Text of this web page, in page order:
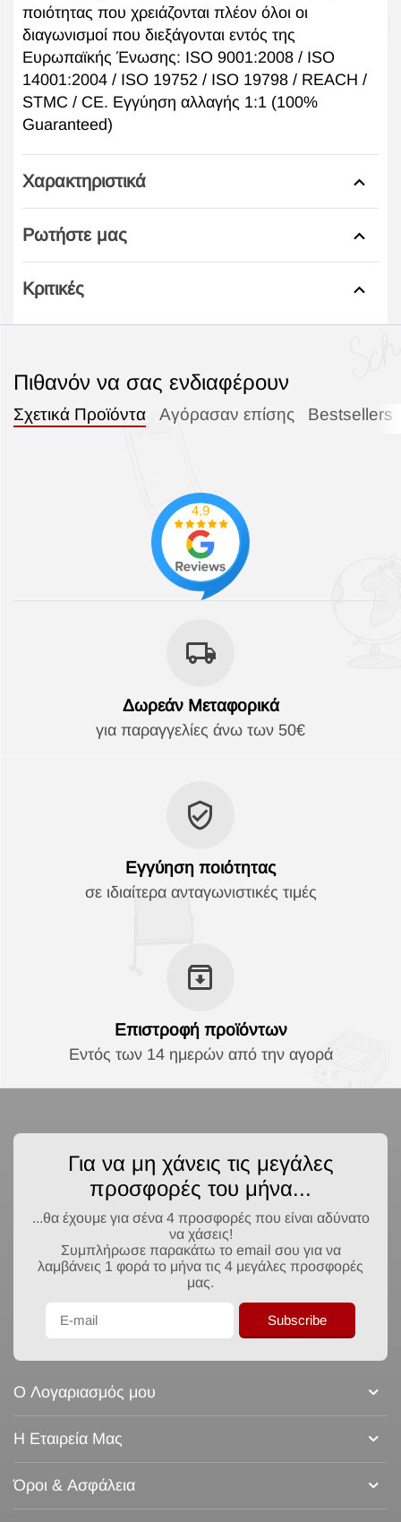
ποιότητας που χρειάζονται πλέον όλοι οι
διαγωνισμοί που διεξάγονται εντός της
Ευρωπαϊκής Ένωσης: ISO 9001:2008 / ISO
14001:2004 / ISO 19752 / ISO 19798 / REACH /
STMC / CE. Εγγύηση αλλαγής 1:1 (100%
Guaranteed)
Χαρακτηριστικά
Ρωτήστε μας
Κριτικές
Πιθανόν να σας ενδιαφέρουν
Σχετικά Προϊόντα Αγόρασαν επίσης Bestsellers
Δωρεάν Μεταφορικά
για παραγγελίες άνω των 50€
Εγγύηση ποιότητας
σε ιδιαίτερα ανταγωνιστικές τιμές
Επιστροφή προϊόντων
Εντός των 14 ημερών από την αγορά
Για να μη χάνεις τις μεγάλες
προσφορές του μήνα...
...θα έχουμε για σένα 4 προσφορές που είναι αδύνατο
να χάσεις!
Συμπλήρωσε παρακάτω το email σου για να
λαμβάνεις 1 φορά το μήνα τις 4 μεγάλες προσφορές
μας.
Subscribe
Ο Λογαριασμός μου
Η Εταιρεία Μας
Όροι & Ασφάλεια